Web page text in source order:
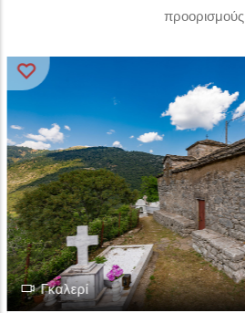
προορισμούς
Γκαλερί